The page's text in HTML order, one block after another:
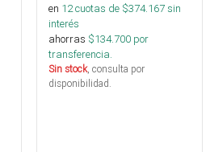
en 12cuotas de $374.167sin
interés
ahorras $134.700 por
transferencia.
Sin stock, consulta por
disponibilidad.